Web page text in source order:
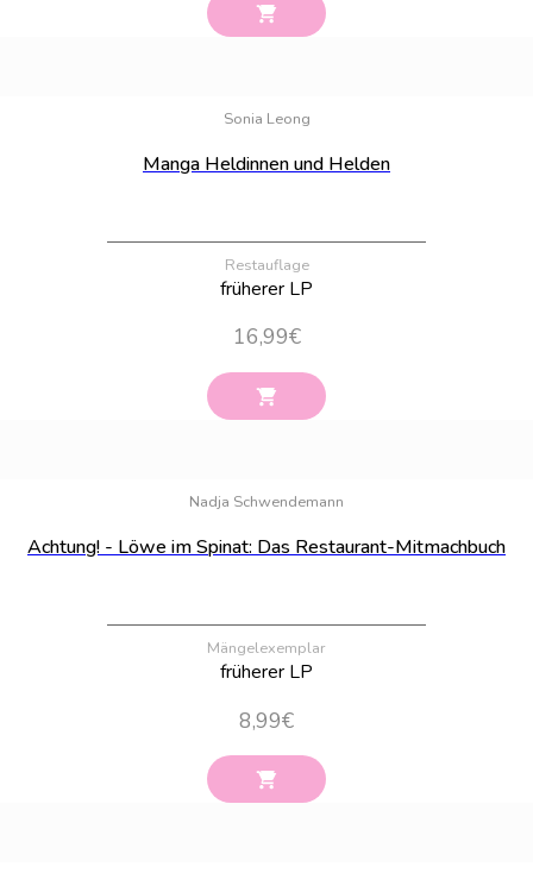
Sonia Leong
Manga Heldinnen und Helden
Restauflage
früherer LP
16,99€
Nadja Schwendemann
Achtung! - Löwe im Spinat: Das Restaurant-Mitmachbuch
Mängelexemplar
früherer LP
8,99€